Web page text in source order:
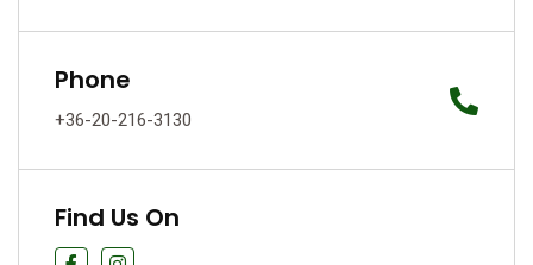
Phone
+36-20-216-3130
Find Us On